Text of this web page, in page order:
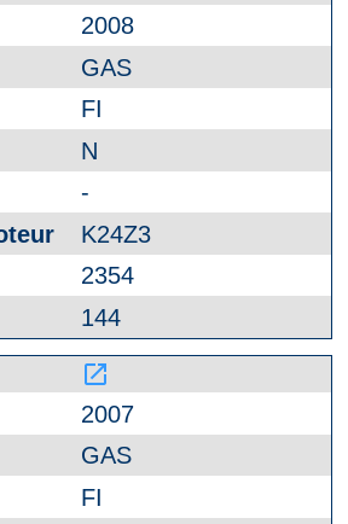
2008
GAS
FI
N
-
K24Z3
2354
144
launch
2007
GAS
FI